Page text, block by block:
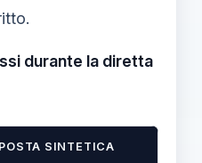
durante la diretta
SINTETICA